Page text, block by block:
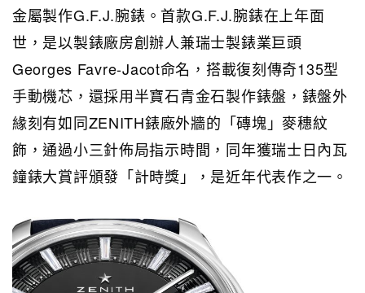
金屬製作G.F.J.腕錶。首款G.F.J.腕錶在上年面
世，是以製錶廠房創辦人兼瑞士製錶業巨頭
Georges Favre-Jacot命名，搭載復刻傳奇135型
手動機芯，還採用半寶石青金石製作錶盤，錶盤外
緣刻有如同ZENITH錶廠外牆的「磚塊」麥穗紋
飾，通過小三針佈局指示時間，同年獲瑞士日內瓦
鐘錶大賞評頒發「計時獎」，是近年代表作之一。